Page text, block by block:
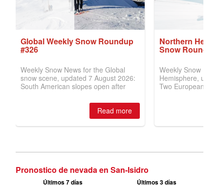
Pronostico de nevada en San-Isidro
Últimos 7 días Últimos 3 días